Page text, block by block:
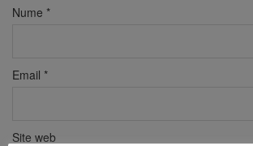
Nume *
Email *
Site web